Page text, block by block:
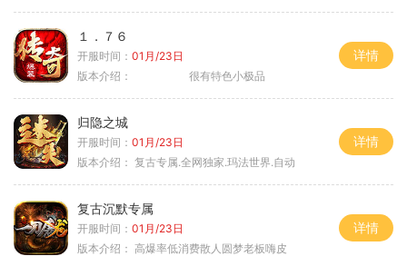
１．７６
开服时间： 01月/23日
版本介绍：
很有特色小极品
详情
归隐之城
开服时间： 01月/23日
版本介绍： 复古专属.全网独家.玛法世界.自动
详情
复古沉默专属
开服时间： 01月/23日
版本介绍： 高爆率低消费散人圆梦老板嗨皮
详情